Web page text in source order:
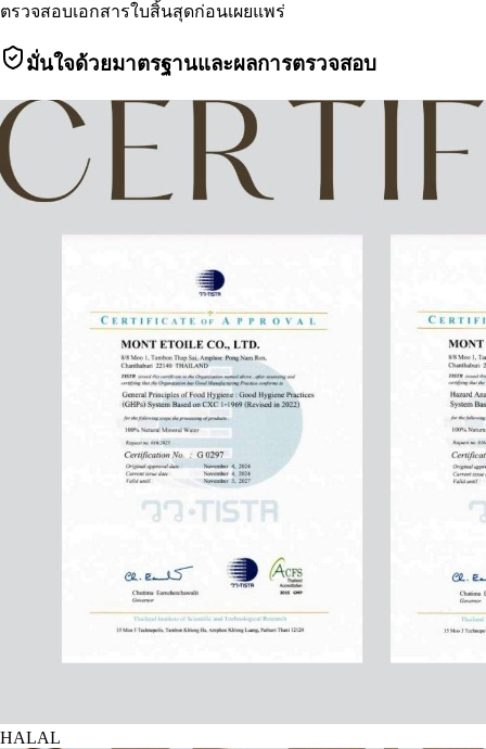
ตรวจสอบเอกสารใบสิ้นสุดก่อนเผยแพร่
มั่นใจด้วยมาตรฐานและผลการตรวจสอบ
HALAL